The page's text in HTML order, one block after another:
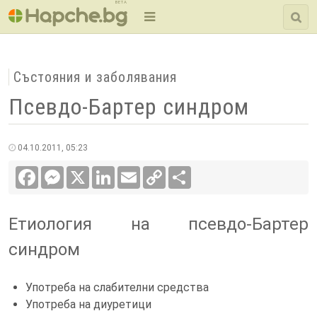
BETA
Състояния и заболявания
Псевдо-Бартер синдром
04.10.2011, 05:23
FacebookMessenger LinkedInEmail
Copy
Link
Етиология на псевдо-Бартер
синдром
Употреба на слабителни средства
Употреба на диуретици